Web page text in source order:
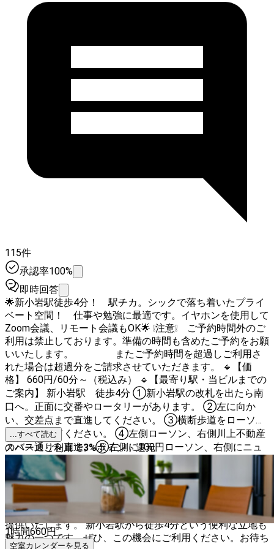
115件
承認率100%
即時回答
🌟新小岩駅徒歩4分！ 駅チカ。シックで落ち着いたプライ
ベート空間！ 仕事や勉強に最適です。イヤホンを使用して
Zoom会議、リモート会議もOK🌟 ❕注意❕ ご予約時間外のご
利用は禁止しております。準備の時間も含めたご予約をお願
いいたします。 またご予約時間を超過しご利用さ
れた場合は超過分をご請求させていただきます。 🔹【価
格】 660円/60分～（税込み） 🔹【最寄り駅・当ビルまでの
ご案内】 新小岩駅 徒歩4分 ①新小岩駅の改札を出たら南
口へ。正面に交番やロータリーがあります。 ②左に向か
い、交差点まで直進してください。 ③横断歩道をローソン
の方へ渡ってください。 ④左側ローソン、右側川上不動産
のバス通りを直進。 ⑤左側に100円ローソン、右側にニュ
ーきや不動産があります。横断報道を渡りニューきや不動産
を左にして直進してください。 ⑥栗原医院のお向かいで
す。 🔹【広さ】 2㎡ １名様専用のプライベート空間。集中
力を高めて仕事や勉強に打ち込めます。また、Wi-Fiやエア
コンなどの基本的な設備も完備しており、快適な作業環境を
提供いたします。 新小岩駅から徒歩4分という便利な立地も
魅力の一つです。ぜひ、この機会にご利用ください。お待ち
...すべて読む
スペースご利用で3%ポイント還元
1時間660円
空室カレンダーを見る